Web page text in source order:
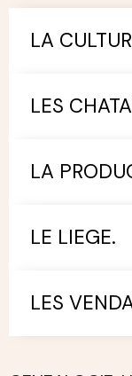
LA
LES
LA
LE LIEGE.
LES